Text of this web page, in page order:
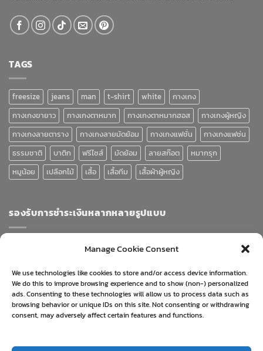
Manage Cookie Consent
We use technologies like cookies to store and/or access device information.
We do this to improve browsing experience and to show (non-) personalized
ads. Consenting to these technologies will allow us to process data such as
browsing behavior or unique IDs on this site. Not consenting or withdrawing
consent, may adversely affect certain features and functions.
TAGS
freesize jeans man t-shirt white
กางเกง
กางเกงขายาว
กางเกงตาหมาก กางเกงตาหมากฮอส
กางเกงผู้หญิง
กางเกงลายตาราง
กางเกงลายมัดย้อม กางเกงแฟชั่น
กางเกงแฟช่น
ธรรมชาติ
บาติก ฟรีไซส์ มัดย้อม ลายสก๊อต
หมากรุก
หมูน้อย
เปลือกไม้ เสื้อ เสื้อทีม เสื้อผ้าผู้หญิง
รองรับการชำระเงินหลากหลายรูปแบบ
Visa PayPal Stripe MasterCard
Delivery
ยื่นคำร้องขอคืนเงิน/เปลี่ยนสินค้า นโยบายการคืนเงิน และเปลี่ยนสินค้า